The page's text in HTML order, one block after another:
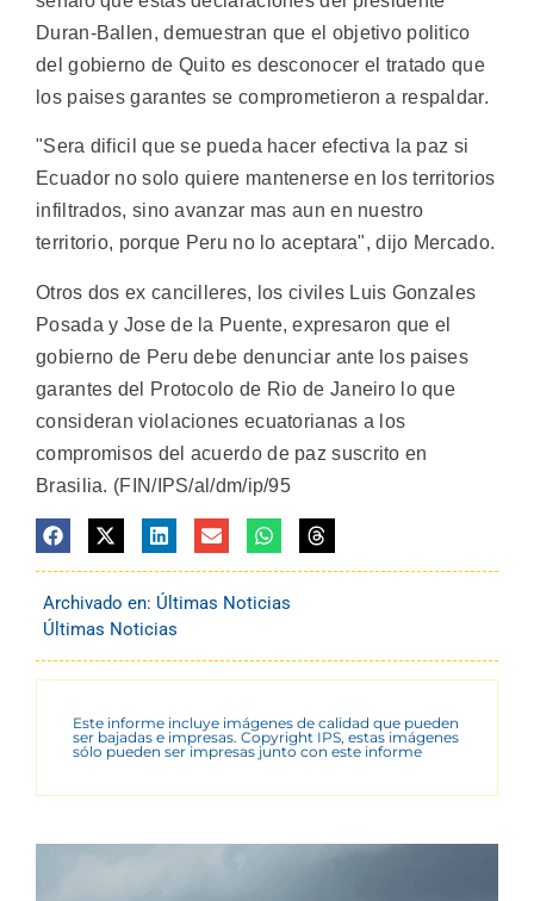
Duran-Ballen, demuestran que el objetivo politico
del gobierno de Quito es desconocer el tratado que
los paises garantes se comprometieron a respaldar.
"Sera dificil que se pueda hacer efectiva la paz si
Ecuador no solo quiere mantenerse en los territorios
infiltrados, sino avanzar mas aun en nuestro
territorio, porque Peru no lo aceptara", dijo Mercado.
Otros dos ex cancilleres, los civiles Luis Gonzales
Posada y Jose de la Puente, expresaron que el
gobierno de Peru debe denunciar ante los paises
garantes del Protocolo de Rio de Janeiro lo que
consideran violaciones ecuatorianas a los
compromisos del acuerdo de paz suscrito en
Brasilia. (FIN/IPS/al/dm/ip/95
Archivado en: Últimas Noticias
Últimas Noticias
Este informe incluye imágenes de calidad que pueden
ser bajadas e impresas. Copyright IPS, estas imágenes
sólo pueden ser impresas junto con este informe